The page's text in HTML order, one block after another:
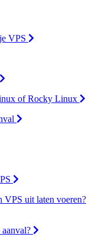
VPS
of Rocky Linux
VPS uit laten voeren?